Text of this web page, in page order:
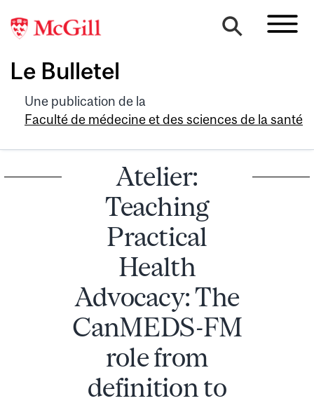
Le Bulletel
Une publication de la
Faculté de médecine et des sciences de la santé
Atelier:
Teaching
Practical
Health
Advocacy: The
CanMEDS-FM
role from
definition to